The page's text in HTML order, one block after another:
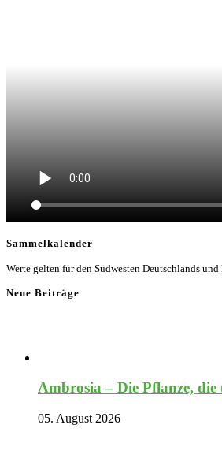
Sammelkalender
Werte gelten für den Südwesten Deutschlands
Neue Beiträge
Ambrosia – Die Pflanze,
05. August 2026